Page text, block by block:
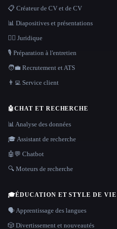
📋 Créateur de CV et de CV
📊 Diapositives et présentations
👩‍⚖️ Juridique
🎙️ Préparation à l'entretien
🧑‍💼 Recrutement et ATS
👨‍💻 Service client
🤖CHAT ET RECHERCHE
📊 Analyse des données
🎓 Assistant de recherche
🤖💬 Chatbot
🔍 Moteurs de recherche
🎓ÉDUCATION ET STYLE DE VIE
🗣️ Apprentissage des langues
🎲 Divertissement et nouveautés